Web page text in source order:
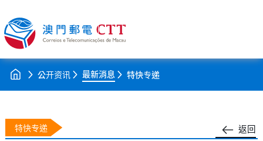
公开资讯 最新消息 特快专递
返回
特快专递